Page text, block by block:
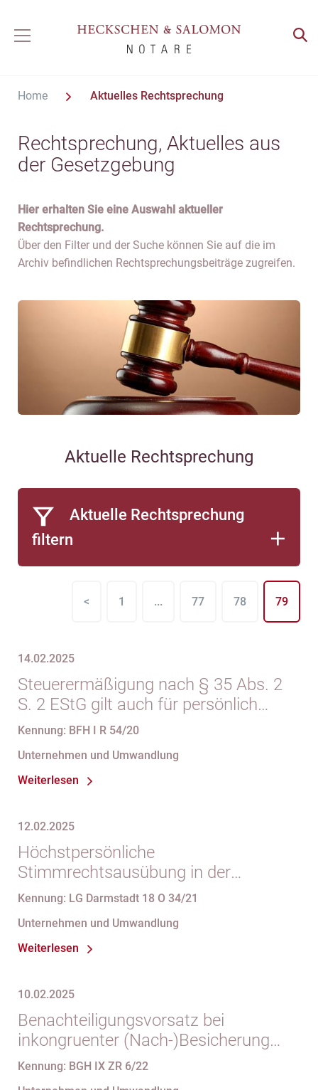
Home Aktuelles Rechtsprechung
Rechtsprechung, Aktuelles aus
der Gesetzgebung
Hier erhalten Sie eine Auswahl aktueller
Rechtsprechung.
Über den Filter und der Suche können Sie auf die im
Archiv befindlichen Rechtsprechungsbeiträge zugreifen.
Aktuelle Rechtsprechung
Aktuelle Rechtsprechung
filtern
< 1 ... 77 78 79
14.02.2025
Steuerermäßigung nach § 35 Abs. 2
S. 2 EStG gilt auch für persönlich
haftende Gesellschafter einer KGaA
Kennung: BFH I R 54/20
Unternehmen und Umwandlung
Weiterlesen
12.02.2025
Höchstpersönliche
Stimmrechtsausübung in der
Gesellschafterversammlung einer
Kennung: LG Darmstadt 18 O 34/21
Unternehmen und Umwandlung
Weiterlesen
10.02.2025
Benachteiligungsvorsatz bei
inkongruenter (Nach-)Besicherung
eines Sanierungsdarlehens im
Kennung: BGH IX ZR 6/22